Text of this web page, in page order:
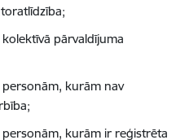
pārvaldījuma
kurām nav
kurām ir reģistrēta